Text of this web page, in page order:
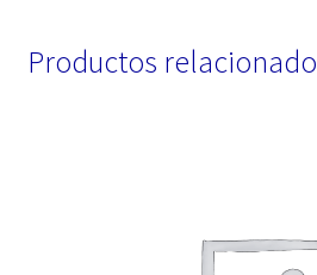
Productos